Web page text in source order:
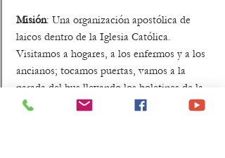
Misión: Una organización apostólica de
laicos dentro de la Iglesia Católica.
Visitamos a hogares, a los enfermos y a los
ancianos; tocamos puertas, vamos a la
parada del bus llevando los boletines de la
Iglesia; entronización del Sagrado Corazón